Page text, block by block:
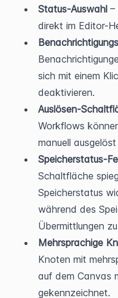
Status-Auswahl –
direkt im Editor-
sich mit einem
deaktivieren.
Auslösen-
Workflows
manuell
Speicherstatus-
Schaltfläche
Speicherstatus
während des
Übermittlungen
Mehrsprachige
Knoten mit
auf dem Canvas
gekennzeichnet.